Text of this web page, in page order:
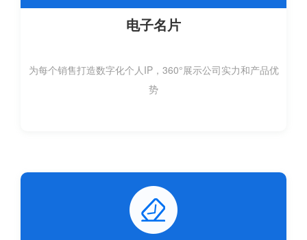
电子名片
为每个销售打造数字化个人IP，360°展示公司实力和产品优